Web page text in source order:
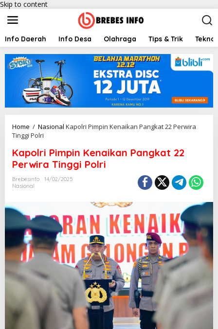
Skip to content
Info Daerah Info Desa Olahraga Tips & Trik
Home / Nasional Kapolri Pimpin Kenaikan Pangkat 22 Perwira
Tinggi Polri
Kapolri Pimpin Kenaikan Pangkat 22
Perwira Tinggi Polri
Brebesinfo
14/02/2025
Nasional